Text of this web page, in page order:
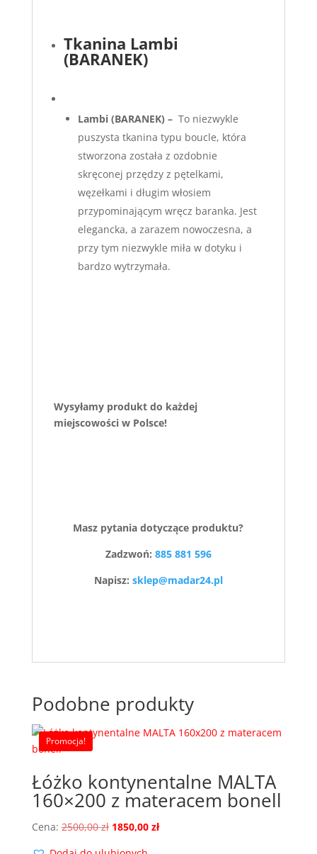
Tkanina Lambi
(BARANEK)
Lambi (BARANEK) – To niezwykle
puszysta tkanina typu boucle, która
stworzona została z ozdobnie
skręconej przędzy z pętelkami,
węzełkami i długim włosiem
przypominającym wręcz baranka. Jest
elegancka, a zarazem nowoczesna, a
przy tym niezwykle miła w dotyku i
bardzo wytrzymała.
Wysyłamy produkt do każdej
miejscowości w Polsce!
Masz pytania dotyczące produktu?
Zadzwoń: 885 881 596
Napisz: sklep@madar24.pl
Podobne produkty
Promocja!
Łóżko kontynentalne MALTA
160×200 z materacem bonell
Cena: 2500,00zł Pierwotna
1850,00 złAktualna